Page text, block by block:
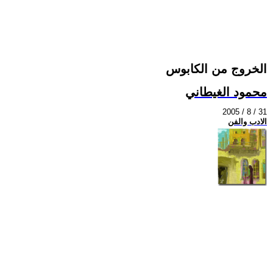
الخروج من الكابوس
محمود الغيطاني
2005 / 8 / 31
الادب والفن